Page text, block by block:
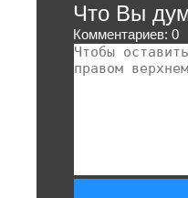
Что Вы
Комментариев: 0